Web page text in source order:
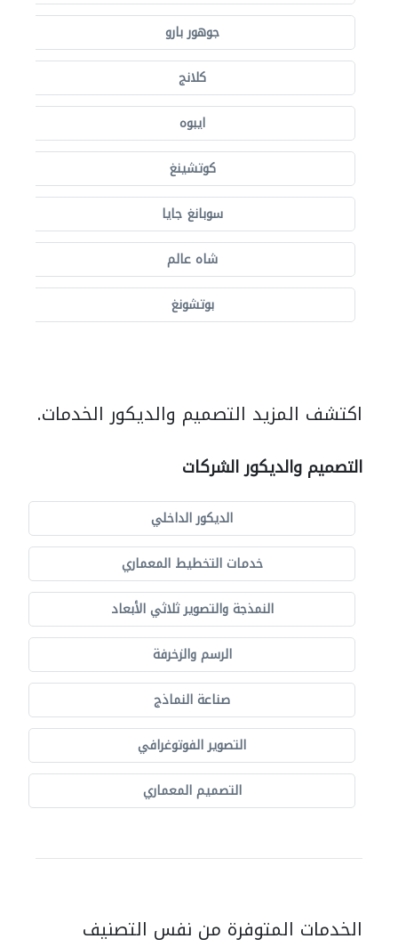
جوهور بارو
كلانج
ايبوه
كوتشينغ
سوبانغ جايا
شاه عالم
بوتشونغ
اكتشف المزيد التصميم والديكور الخدمات.
التصميم والديكور الشركات
الديكور الداخلي
خدمات التخطيط المعماري
النمذجة والتصوير ثلاثي الأبعاد
الرسم والزخرفة
صناعة النماذج
التصوير الفوتوغرافي
التصميم المعماري
الخدمات المتوفرة من نفس التصنيف